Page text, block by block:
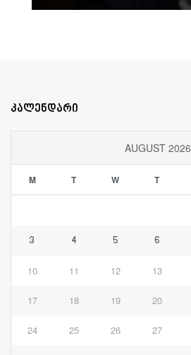
კალენდარი
AUGUST 2026
M T W T
3 4 5 6
10 11 12 13
17 18 19 20
24 25 26 27